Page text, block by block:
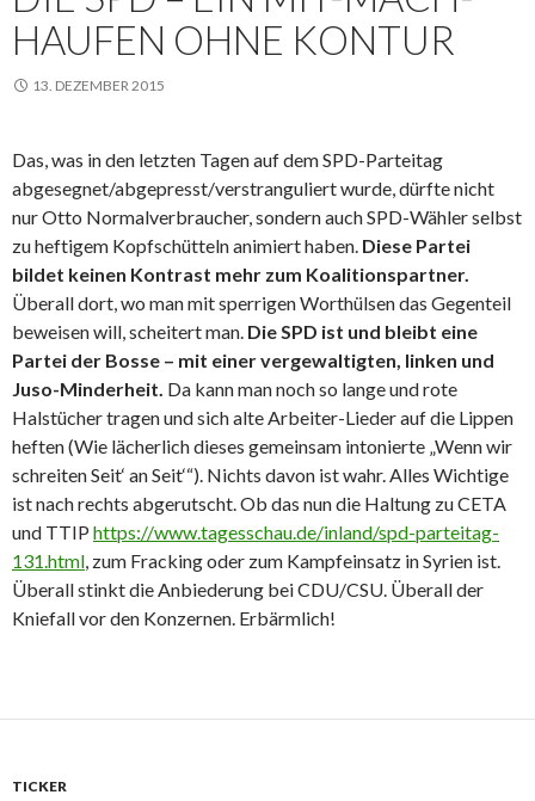
HAUFEN OHNE KONTUR
13. DEZEMBER 2015
Das, was in den letzten Tagen auf dem SPD-Parteitag
abgesegnet/abgepresst/verstranguliert wurde, dürfte nicht
nur Otto Normalverbraucher, sondern auch SPD-Wähler selbst
zu heftigem Kopfschütteln animiert haben. Diese Partei
bildet keinen Kontrast mehr zum Koalitionspartner.
Überall dort, wo man mit sperrigen Worthülsen das Gegenteil
beweisen will, scheitert man. Die SPD ist und bleibt eine
Partei der Bosse – mit einer vergewaltigten, linken und
Juso-Minderheit. Da kann man noch so lange und rote
Halstücher tragen und sich alte Arbeiter-Lieder auf die Lippen
heften (Wie lächerlich dieses gemeinsam intonierte „Wenn wir
schreiten Seit‘ an Seit‘“). Nichts davon ist wahr. Alles Wichtige
ist nach rechts abgerutscht. Ob das nun die Haltung zu CETA
und TTIP https://www.tagesschau.de/inland/spd-parteitag-
131.html , zum Fracking oder zum Kampfeinsatz in Syrien ist.
Überall stinkt die Anbiederung bei CDU/CSU. Überall der
Kniefall vor den Konzernen. Erbärmlich!
TICKER